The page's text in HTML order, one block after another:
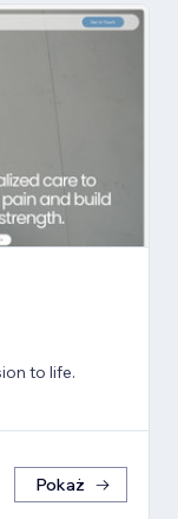
to life.
Pokaż